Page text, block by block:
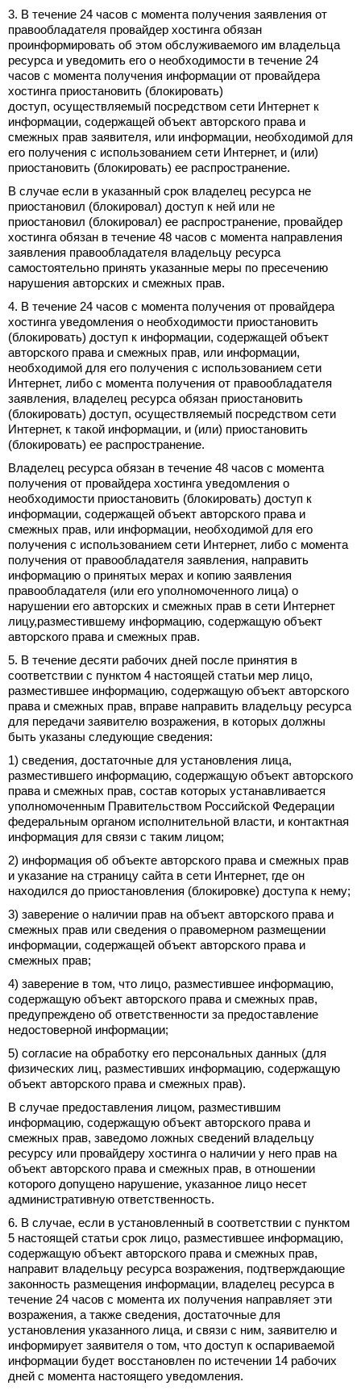
3. В течение 24 часов с момента получения заявления от
правообладателя провайдер хостинга обязан
проинформировать об этом обслуживаемого им владельца
ресурса и уведомить его о необходимости в течение 24
часов с момента получения информации от провайдера
хостинга приостановить (блокировать)
доступ, осуществляемый посредством сети Интернет к
информации, содержащей объект авторского права и
смежных прав заявителя, или информации, необходимой для
его получения с использованием сети Интернет, и (или)
приостановить (блокировать) ее распространение.
В случае если в указанный срок владелец ресурса не
приостановил (блокировал) доступ к ней или не
приостановил (блокировал) ее распространение, провайдер
хостинга обязан в течение 48 часов с момента направления
заявления правообладателя владельцу ресурса
самостоятельно принять указанные меры по пресечению
нарушения авторских и смежных прав.
4. В течение 24 часов с момента получения от провайдера
хостинга уведомления о необходимости приостановить
(блокировать) доступ к информации, содержащей объект
авторского права и смежных прав, или информации,
необходимой для его получения с использованием сети
Интернет, либо с момента получения от правообладателя
заявления, владелец ресурса обязан приостановить
(блокировать) доступ, осуществляемый посредством сети
Интернет, к такой информации, и (или) приостановить
(блокировать) ее распространение.
Владелец ресурса обязан в течение 48 часов с момента
получения от провайдера хостинга уведомления о
необходимости приостановить (блокировать) доступ к
информации, содержащей объект авторского права и
смежных прав, или информации, необходимой для его
получения с использованием сети Интернет, либо с момента
получения от правообладателя заявления, направить
информацию о принятых мерах и копию заявления
правообладателя (или его уполномоченного лица) о
нарушении его авторских и смежных прав в сети Интернет
лицу,разместившему информацию, содержащую объект
авторского права и смежных прав.
5. В течение десяти рабочих дней после принятия в
соответствии с пунктом 4 настоящей статьи мер лицо,
разместившее информацию, содержащую объект авторского
права и смежных прав, вправе направить владельцу ресурса
для передачи заявителю возражения, в которых должны
быть указаны следующие сведения:
1) сведения, достаточные для установления лица,
разместившего информацию, содержащую объект авторского
права и смежных прав, состав которых устанавливается
уполномоченным Правительством Российской Федерации
федеральным органом исполнительной власти, и контактная
информация для связи с таким лицом;
2) информация об объекте авторского права и смежных прав
и указание на страницу сайта в сети Интернет, где он
находился до приостановления (блокировке) доступа к нему;
3) заверение о наличии прав на объект авторского права и
смежных прав или сведения о правомерном размещении
информации, содержащей объект авторского права и
смежных прав;
4) заверение в том, что лицо, разместившее информацию,
содержащую объект авторского права и смежных прав,
предупреждено об ответственности за предоставление
недостоверной информации;
5) согласие на обработку его персональных данных (для
физических лиц, разместивших информацию, содержащую
объект авторского права и смежных прав).
В случае предоставления лицом, разместившим
информацию, содержащую объект авторского права и
смежных прав, заведомо ложных сведений владельцу
ресурсу или провайдеру хостинга о наличии у него прав на
объект авторского права и смежных прав, в отношении
которого допущено нарушение, указанное лицо несет
административную ответственность.
6. В случае, если в установленный в соответствии с пунктом
5 настоящей статьи срок лицо, разместившее информацию,
содержащую объект авторского права и смежных прав,
направит владельцу ресурса возражения, подтверждающие
законность размещения информации, владелец ресурса в
течение 24 часов с момента их получения направляет эти
возражения, а также сведения, достаточные для
установления указанного лица, и связи с ним, заявителю и
информирует заявителя о том, что доступ к оспариваемой
информации будет восстановлен по истечении 14 рабочих
дней с момента настоящего уведомления.